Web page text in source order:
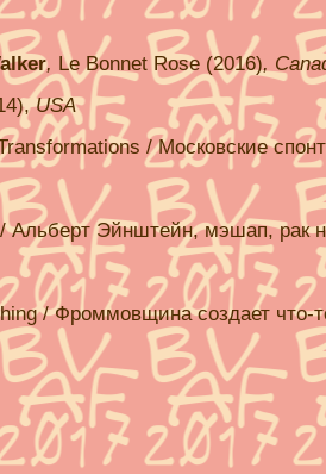
, Le Bonnet Rose (2016),
USA
/ Московские
Альберт Эйнштейн, мэшап, рак
/ Фроммовщина создает что-